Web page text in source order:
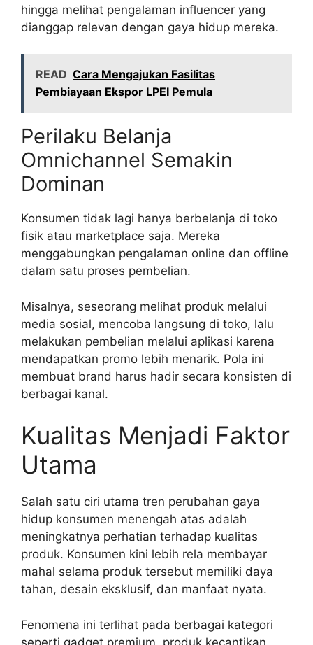
hingga melihat pengalaman influencer yang
dianggap relevan dengan gaya hidup mereka.
READ Cara Mengajukan Fasilitas
Pembiayaan Ekspor LPEI Pemula
Perilaku Belanja
Omnichannel Semakin
Dominan
Konsumen tidak lagi hanya berbelanja di toko
fisik atau marketplace saja. Mereka
menggabungkan pengalaman online dan offline
dalam satu proses pembelian.
Misalnya, seseorang melihat produk melalui
media sosial, mencoba langsung di toko, lalu
melakukan pembelian melalui aplikasi karena
mendapatkan promo lebih menarik. Pola ini
membuat brand harus hadir secara konsisten di
berbagai kanal.
Kualitas Menjadi Faktor
Utama
Salah satu ciri utama tren perubahan gaya
hidup konsumen menengah atas adalah
meningkatnya perhatian terhadap kualitas
produk. Konsumen kini lebih rela membayar
mahal selama produk tersebut memiliki daya
tahan, desain eksklusif, dan manfaat nyata.
Fenomena ini terlihat pada berbagai kategori
seperti gadget premium, produk kecantikan,